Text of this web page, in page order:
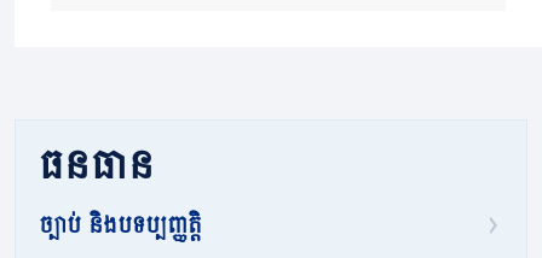
ធនធាន
ច្បាប់ និងបទប្បញ្ញត្តិ